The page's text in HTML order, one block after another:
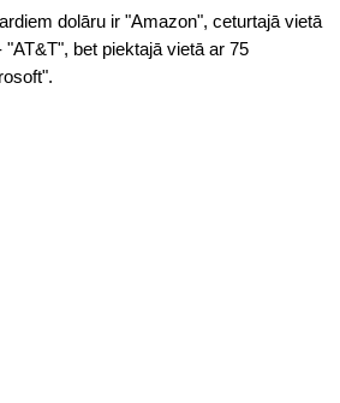
dolāru ir "Amazon", ceturtajā vietā
bet piektajā vietā ar 75